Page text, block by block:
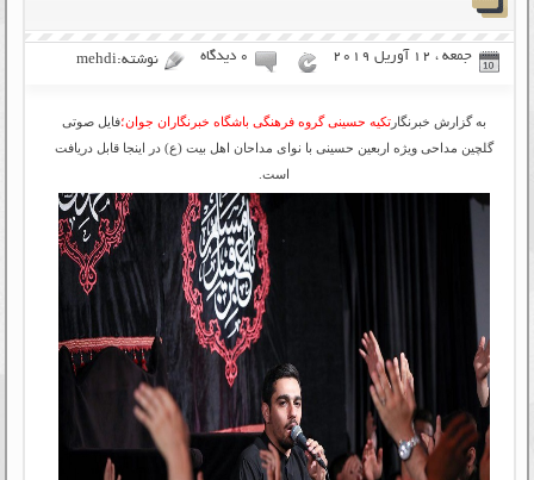
جمعه ، 12 آوریل 2019 ۰ دیدگاه نوشته:mehdi
به گزارش خبرنگار تکیه حسینی گروه فرهنگی باشگاه خبرنگاران جوان؛فایل صوتی
گلچین مداحی ویژه اربعین حسینی با نوای مداحان اهل بیت (ع) در اینجا قابل دریافت
است.